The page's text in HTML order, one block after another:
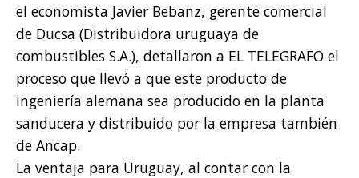
el economista Javier Bebanz, gerente comercial
de Ducsa (Distribuidora uruguaya de
combustibles S.A.), detallaron a EL TELEGRAFO el
proceso que llevó a que este producto de
ingeniería alemana sea producido en la planta
sanducera y distribuido por la empresa también
de Ancap.
La ventaja para Uruguay, al contar con la